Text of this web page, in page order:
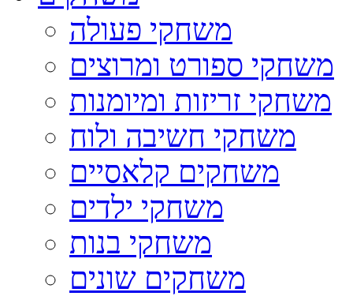
משחקי פעולה
משחקי ספורט ומרוצים
משחקי זריזות ומיומנות
משחקי חשיבה ולוח
משחקים קלאסיים
משחקי ילדים
משחקי בנות
משחקים שונים